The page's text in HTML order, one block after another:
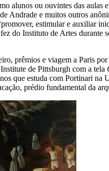
alunos ou ouvintes das
e muitos outros
estimular e auxiliar
do Instituto de Artes durante
prêmios e viagem a Paris
de Pittsburgh com a tela
que estuda com Portinari na
prédio fundamental da